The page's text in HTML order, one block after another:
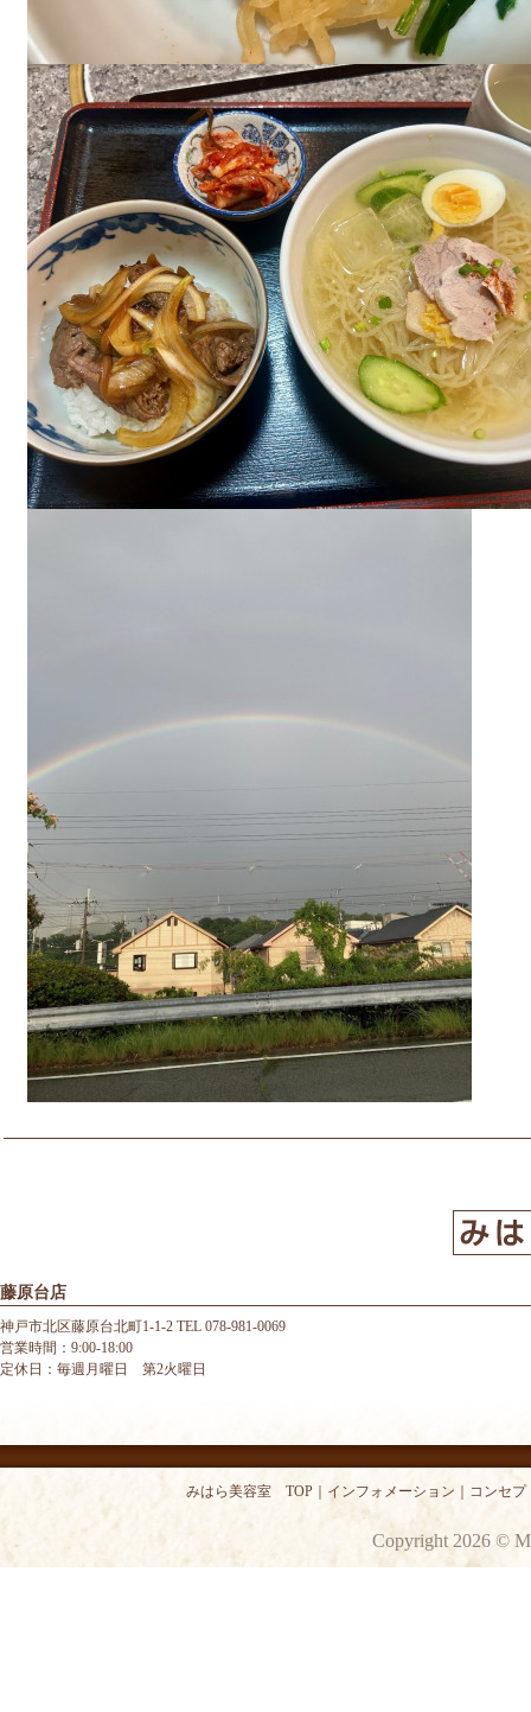
藤原台店
神戸市北区藤原台北町1-1-2 TEL 078-981-0069
営業時間：9:00-18:00
定休日：毎週月曜日 第2火曜日
みはら美容室 TOP インフォメーション コンセプ
Copyright 2026 ©